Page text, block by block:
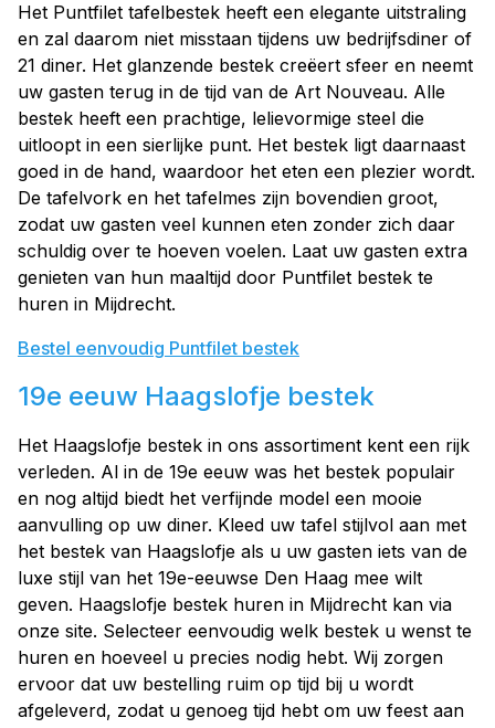
Het Puntfilet tafelbestek heeft een elegante uitstraling
en zal daarom niet misstaan tijdens uw bedrijfsdiner of
21 diner. Het glanzende bestek creëert sfeer en neemt
uw gasten terug in de tijd van de Art Nouveau. Alle
bestek heeft een prachtige, lelievormige steel die
uitloopt in een sierlijke punt. Het bestek ligt daarnaast
goed in de hand, waardoor het eten een plezier wordt.
De tafelvork en het tafelmes zijn bovendien groot,
zodat uw gasten veel kunnen eten zonder zich daar
schuldig over te hoeven voelen. Laat uw gasten extra
genieten van hun maaltijd door Puntfilet bestek te
huren in Mijdrecht.
Bestel eenvoudig Puntfilet bestek
19e eeuw Haagslofje bestek
Het Haagslofje bestek in ons assortiment kent een rijk
verleden. Al in de 19e eeuw was het bestek populair
en nog altijd biedt het verfijnde model een mooie
aanvulling op uw diner. Kleed uw tafel stijlvol aan met
het bestek van Haagslofje als u uw gasten iets van de
luxe stijl van het 19e-eeuwse Den Haag mee wilt
geven. Haagslofje bestek huren in Mijdrecht kan via
onze site. Selecteer eenvoudig welk bestek u wenst te
huren en hoeveel u precies nodig hebt. Wij zorgen
ervoor dat uw bestelling ruim op tijd bij u wordt
afgeleverd, zodat u genoeg tijd hebt om uw feest aan